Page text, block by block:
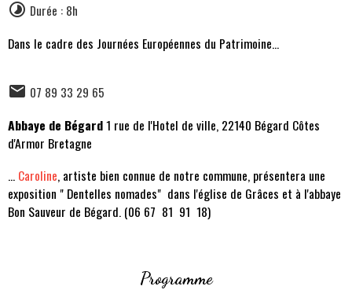
Durée : 8h
Dans le cadre des Journées Européennes du Patrimoine...
07 89 33 29 65
Abbaye de Bégard1 rue de l'Hotel de ville, 22140 Bégard Côtes
d'Armor Bretagne
... Caroline, artiste bien connue de notre commune, présentera une
exposition " Dentelles nomades" dans l'église de Grâces et à l'abbaye
Bon Sauveur de Bégard. (06 67 81 91 18)
Programme